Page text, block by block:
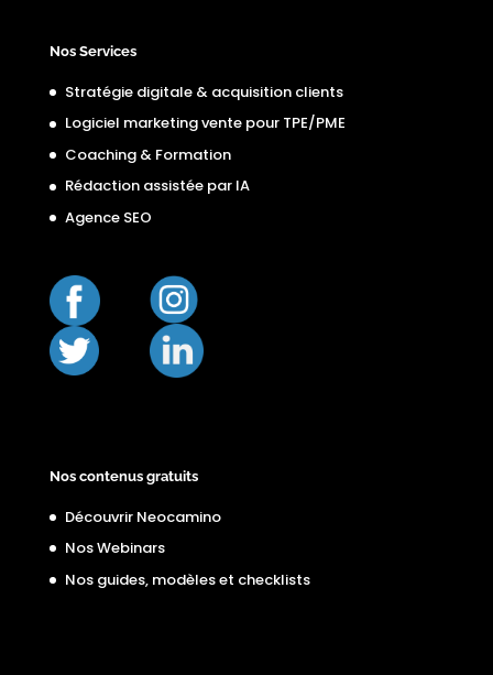
Nos Services
Stratégie digitale & acquisition clients
Logiciel marketing vente pour TPE/PME
Coaching & Formation
Rédaction assistée par IA
Agence SEO
Nos contenus gratuits
Découvrir Neocamino
Nos Webinars
Nos guides, modèles et checklists